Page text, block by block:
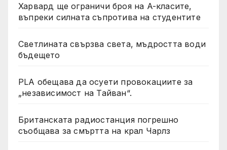
Харвард ще ограничи броя на A-класите,
въпреки силната съпротива на студентите
Светлината свързва света, мъдростта води
бъдещето
PLA обещава да осуети провокациите за
„независимост на Тайван“.
Британската радиостанция погрешно
съобщава за смъртта на крал Чарлз